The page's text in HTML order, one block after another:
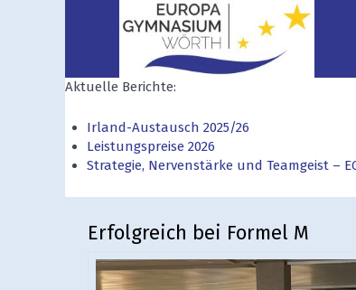
Aktuelle Berichte:
Irland-Austausch 2025/26
Leistungspreise 2026
Strategie, Nervenstärke und Teamgeist –
Erfolgreich bei Formel M